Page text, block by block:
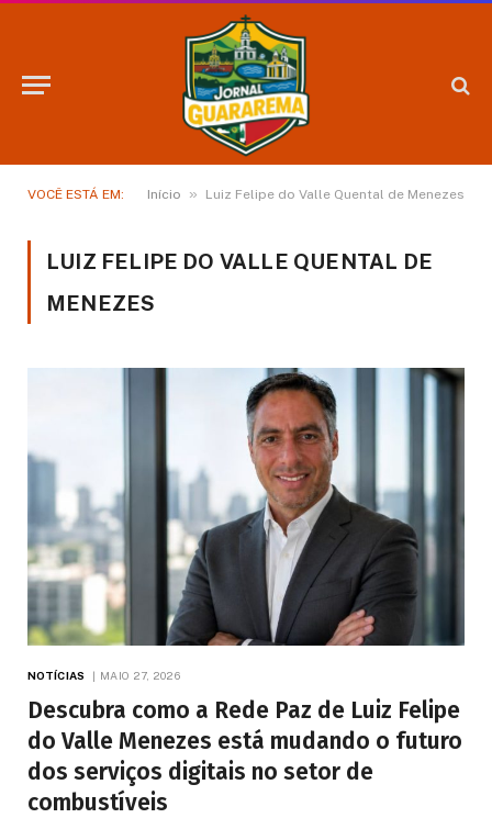
VOCÊ ESTÁ EM: Início » Luiz Felipe do Valle Quental de Menezes
LUIZ FELIPE DO VALLE QUENTAL DE
MENEZES
NOTÍCIAS MAIO 27, 2026
Descubra como a Rede Paz de Luiz Felipe
do Valle Menezes está mudando o futuro
dos serviços digitais no setor de
combustíveis